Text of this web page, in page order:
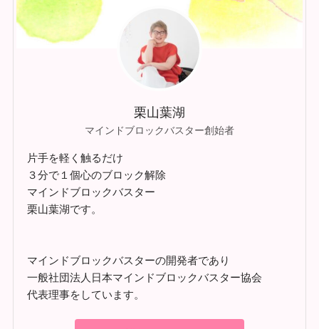
栗山葉湖
マインドブロックバスター創始者
片手を軽く触るだけ
３分で１個心のブロック解除
マインドブロックバスター
栗山葉湖です。
マインドブロックバスターの開発者であり
一般社団法人日本マインドブロックバスター協会
代表理事をしています。